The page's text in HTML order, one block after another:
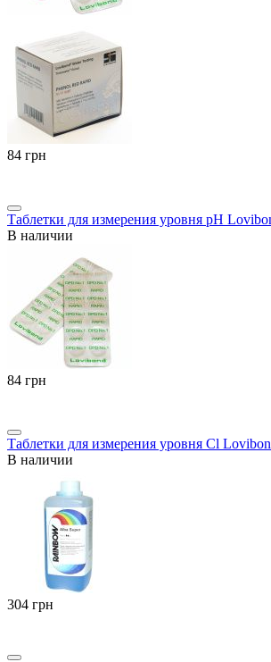
‍84‍ грн
Таблетки для измерения уровня pH
В наличии
‍84‍ грн
Таблетки для измерения уровня Cl
В наличии
‍304‍ грн